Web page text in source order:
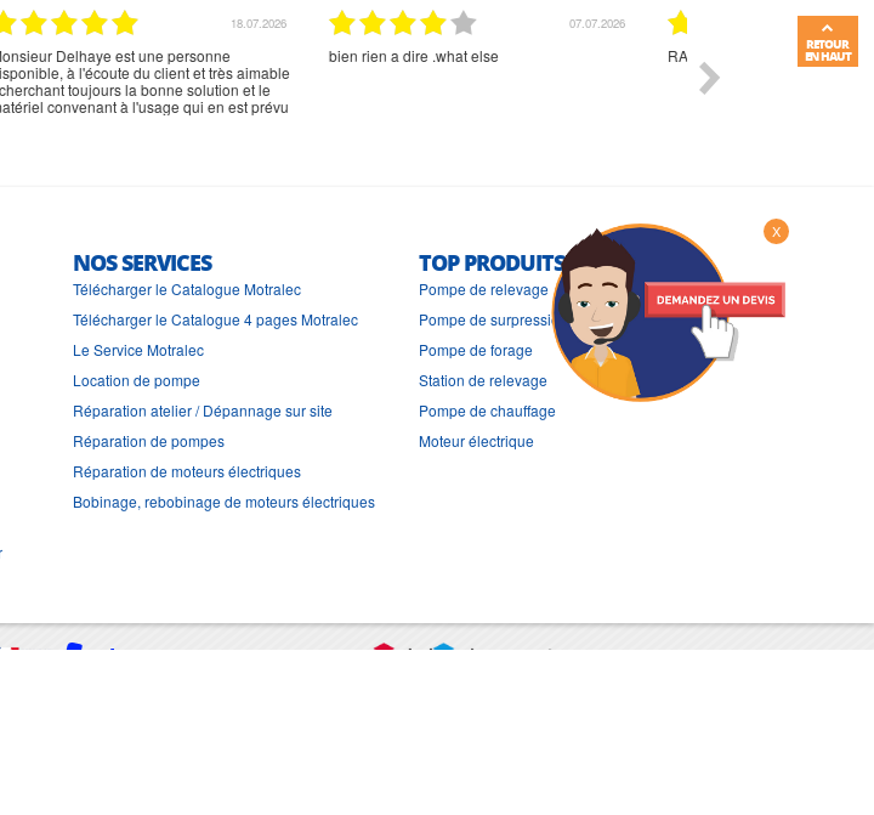
02.07.2026
rien à signaler, très content
01.07.2026
Commande et délais parfait Très bon suivi et très
NOS SERVICES
Télécharger le Catalogue Motralec
Télécharger le Catalogue 4 pages Motralec
Le Service Motralec
Location de pompe
Réparation atelier / Dépannage sur site
Réparation de pompes
Réparation de moteurs électriques
Bobinage, rebobinage de moteurs électriques
TOP PRODUITS
Pompe de relevage
Pompe de surpression
Pompe de forage
Station de relevage
Pompe de chauffage
Moteur électrique
X
RETOUR
EN HAUT